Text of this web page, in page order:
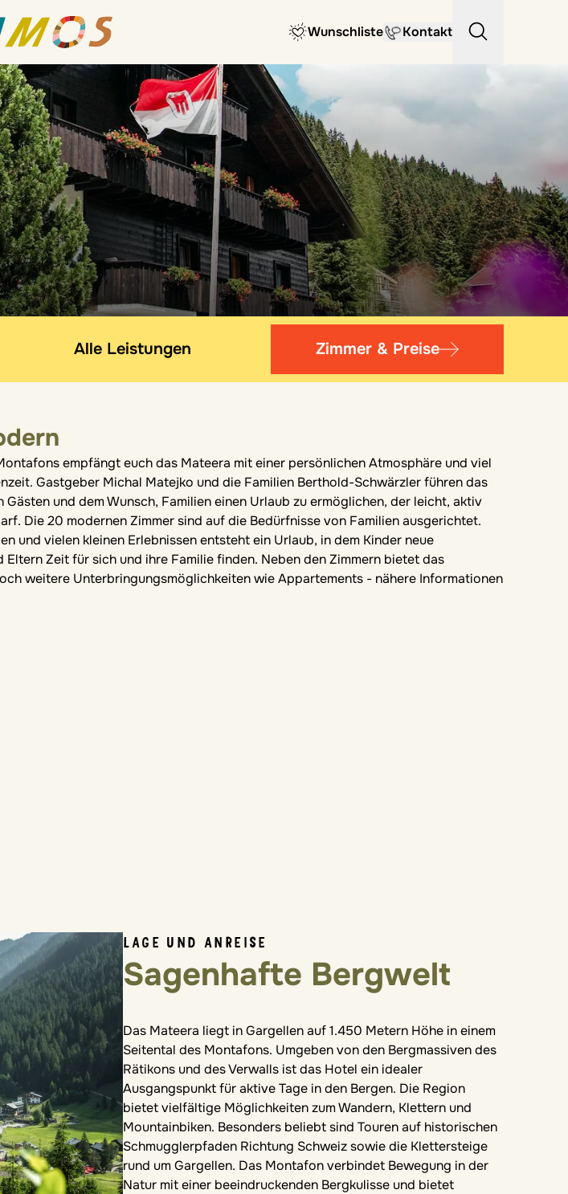
Wunschliste Kontakt
Alle Leistungen Zimmer & Preise
empfängt euch das Mateera mit einer persönlichen Atmosphäre und viel
Gastgeber Michal Matejko und die Familien Berthold-Schwärzler führen das
Gästen und dem Wunsch, Familien einen Urlaub zu ermöglichen, der leicht, aktiv
Die 20 modernen Zimmer sind auf die Bedürfnisse von Familien ausgerichtet.
und vielen kleinen Erlebnissen entsteht ein Urlaub, in dem Kinder neue
Zeit für sich und ihre Familie finden. Neben den Zimmern bietet das
weitere Unterbringungsmöglichkeiten wie Appartements - nähere Informationen
LAGE UND ANREISE
Sagenhafte Bergwelt
Das Mateera liegt in Gargellen auf 1.450 Metern Höhe in einem
Seitental des Montafons. Umgeben von den Bergmassiven des
Rätikons und des Verwalls ist das Hotel ein idealer
Ausgangspunkt für aktive Tage in den Bergen. Die Region
bietet vielfältige Möglichkeiten zum Wandern, Klettern und
Mountainbiken. Besonders beliebt sind Touren auf historischen
Schmugglerpfaden Richtung Schweiz sowie die Klettersteige
rund um Gargellen. Das Montafon verbindet Bewegung in der
Natur mit einer beeindruckenden Bergkulisse und bietet